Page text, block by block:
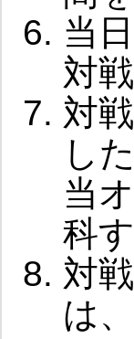
当
対
対
し
当
科
対
は